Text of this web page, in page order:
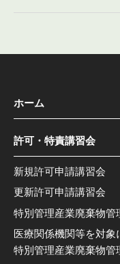
ホーム
許可・特責講習会
新規許可申請講習会
更新許可申請講習会
特別管理産業廃棄物管
医療関係機関等を対象
特別管理産業廃棄物管